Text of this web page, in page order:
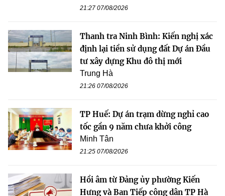
21:27 07/08/2026
Thanh tra Ninh Bình: Kiến nghị xác
định lại tiền sử dụng đất Dự án Đầu
tư xây dựng Khu đô thị mới
Trung Hà
21:26 07/08/2026
TP Huế: Dự án trạm dừng nghỉ cao
tốc gần 9 năm chưa khởi công
Minh Tân
21:25 07/08/2026
Hồi âm từ Đảng ủy phường Kiến
Hưng và Ban Tiếp công dân TP Hà